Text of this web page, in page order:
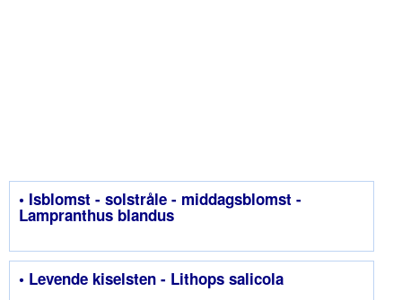
• Isblomst - solstråle - middagsblomst -
Lampranthus blandus
• Levende kiselsten - Lithops salicola